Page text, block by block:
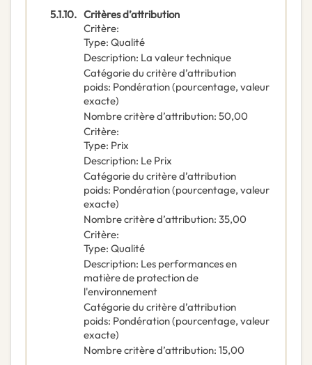
5.1.10. Critères d’attribution
Critère:
Type: Qualité
Description: La valeur technique
Catégorie du critère d’attribution
poids: Pondération (pourcentage, valeur
exacte)
Nombre critère d’attribution: 50,00
Critère:
Type: Prix
Description: Le Prix
Catégorie du critère d’attribution
poids: Pondération (pourcentage, valeur
exacte)
Nombre critère d’attribution: 35,00
Critère:
Type: Qualité
Description: Les performances en
matière de protection de
l'environnement
Catégorie du critère d’attribution
poids: Pondération (pourcentage, valeur
exacte)
Nombre critère d’attribution: 15,00